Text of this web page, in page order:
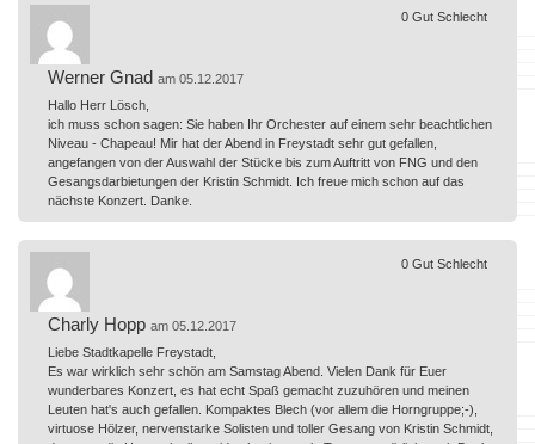
Werner Gnad am 05.12.2017
Hallo Herr Lösch,
ich muss schon sagen: Sie haben Ihr Orchester auf einem sehr beachtlichen
Niveau - Chapeau! Mir hat der Abend in Freystadt sehr gut gefallen,
angefangen von der Auswahl der Stücke bis zum Auftritt von FNG und den
Gesangsdarbietungen der Kristin Schmidt. Ich freue mich schon auf das
nächste Konzert. Danke.
0 Gut Schlecht
Charly Hopp am 05.12.2017
Liebe Stadtkapelle Freystadt,
Es war wirklich sehr schön am Samstag Abend. Vielen Dank für Euer
wunderbares Konzert, es hat echt Spaß gemacht zuzuhören und meinen
Leuten hat's auch gefallen. Kompaktes Blech (vor allem die Horngruppe;-),
virtuose Hölzer, nervenstarke Solisten und toller Gesang von Kristin Schmidt,
0 Gut Schlecht